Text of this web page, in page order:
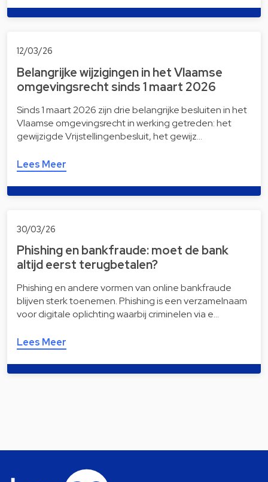
12/03/26
Belangrijke wijzigingen in het Vlaamse
omgevingsrecht sinds 1 maart 2026
Sinds 1 maart 2026 zijn drie belangrijke besluiten in het
Vlaamse omgevingsrecht in werking getreden: het
gewijzigde Vrijstellingenbesluit, het gewijz…
Lees Meer
30/03/26
Phishing en bankfraude: moet de bank
altijd eerst terugbetalen?
Phishing en andere vormen van online bankfraude
blijven sterk toenemen. Phishing is een verzamelnaam
voor digitale oplichting waarbij criminelen via e…
Lees Meer